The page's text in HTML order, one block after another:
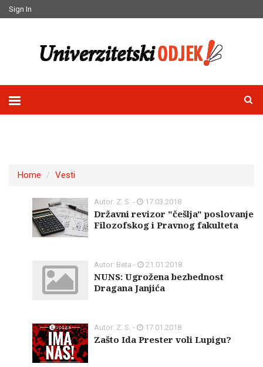
Sign In
Home Vesti
Autor: Z. S. - 17.03.2018
Državni revizor "češlja" poslovanje
Filozofskog i Pravnog fakulteta
Autor: Beta - 21.01.2018
NUNS: Ugrožena bezbednost
Dragana Janjića
Autor: Z. S. - 17.01.2018
Zašto Ida Prester voli Lupigu?